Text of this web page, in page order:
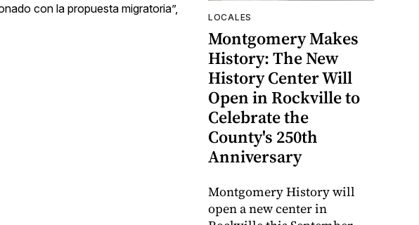
con la propuesta migratoria”,
LOCALES
Montgomery Makes
History: The New
History Center Will
Open in Rockville to
Celebrate the
County's 250th
Anniversary
Montgomery History will
open a new center in